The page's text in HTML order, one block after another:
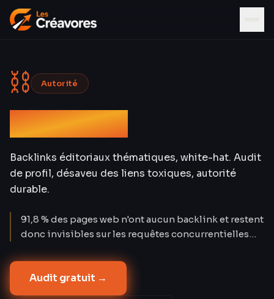
⛓ Autorité
Netlinking
Backlinks éditoriaux thématiques, white-hat. Audit
de profil, désaveu des liens toxiques, autorité
durable.
91,8 % des pages web n'ont aucun backlink et restent
donc invisibles sur les requêtes concurrentielles
backlinks sont l'un des trois principaux facteurs de
classement de Google. Un lien éditorial met en
moyenne 70 jours à produire son effet (Moz 2024) :
Audit gratuit →